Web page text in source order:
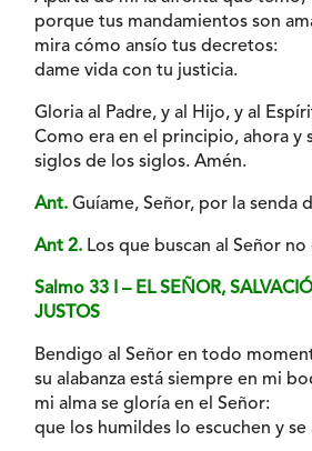
porque tus mandamientos son
mira cómo ansío tus decretos:
dame vida con tu justicia.
Gloria al Padre, y al Hijo, y al
Como era en el principio, ahora y
siglos de los siglos. Amén.
Ant. Guíame, Señor, por la senda
Ant 2. Los que buscan al Señor
Salmo 33 I – EL SEÑOR,
JUSTOS
Bendigo al Señor en todo
su alabanza está siempre en mi
mi alma se gloría en el Señor:
que los humildes lo escuchen y se